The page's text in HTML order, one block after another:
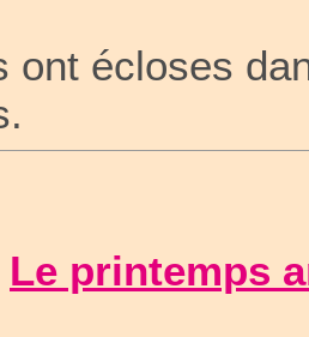
ont écloses
Le printemps